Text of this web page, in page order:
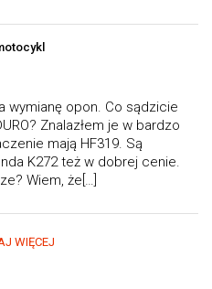
wymianę opon. Co sądzicie
Znalazłem je w bardzo
mają HF319. Są
K272 też w dobrej cenie.
Wiem, że[…]
WIĘCEJ